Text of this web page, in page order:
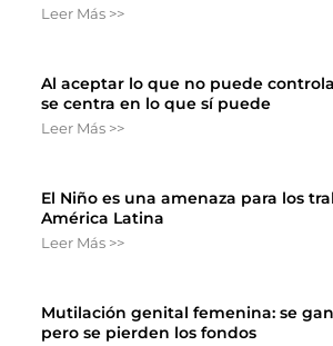
Leer Más >>
Al aceptar lo que no puede
se centra en lo que sí puede
Leer Más >>
El Niño es una amenaza para los
América Latina
Leer Más >>
Mutilación genital femenina: se
pero se pierden los fondos